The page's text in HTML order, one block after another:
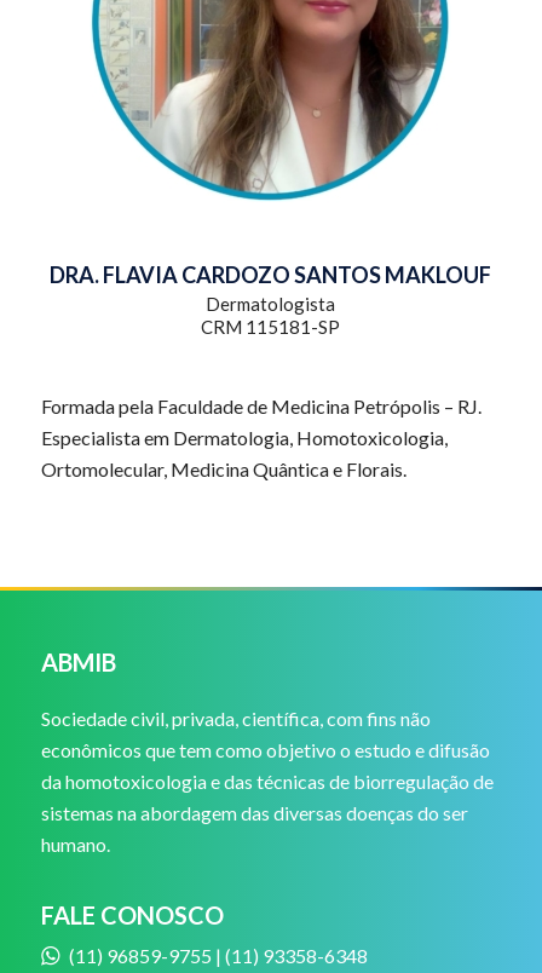
DRA. FLAVIA CARDOZO SANTOS MAKLOUF
Dermatologista
CRM 115181-SP
Formada pela Faculdade de Medicina Petrópolis – RJ.
Especialista em Dermatologia, Homotoxicologia,
Ortomolecular, Medicina Quântica e Florais.
ABMIB
Sociedade civil, privada, científica, com fins não
econômicos que tem como objetivo o estudo e difusão
da homotoxicologia e das técnicas de biorregulação de
sistemas na abordagem das diversas doenças do ser
humano.
FALE CONOSCO
(11) 96859-9755 | (11) 93358-6348